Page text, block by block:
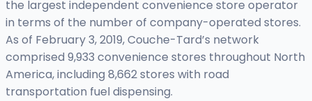
the largest independent convenience store operator
in terms of the number of company-operated stores.
As of February 3, 2019, Couche-Tard’s network
comprised 9,933 convenience stores throughout North
America, including 8,662 stores with road
transportation fuel dispensing.